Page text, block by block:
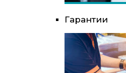
Гарантии